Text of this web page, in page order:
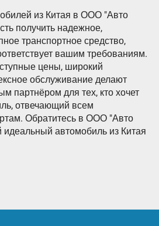
из Китая в ООО "Авто
получить надежное,
транспортное средство,
вашим требованиям.
цены, широкий
обслуживание делают
партнёром для тех, кто хочет
отвечающий всем
Обратитесь в ООО "Авто
автомобиль из Китая